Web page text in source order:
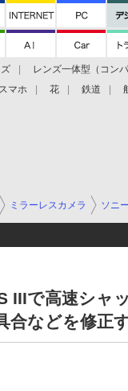
レンズ一体型（コンパ
スマホ 花 鉄道
ミラーレスカメラ ソニー
IIIで高速シャ
合などを修正